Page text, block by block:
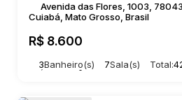
R$ 8.600
Avenida das Flores, 1003,
Cuiabá, Mato Grosso, Brasil
3Banheiro(s) 7Sala(s) Total:
Útil:
329m²